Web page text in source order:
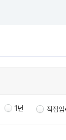
1년 직접입